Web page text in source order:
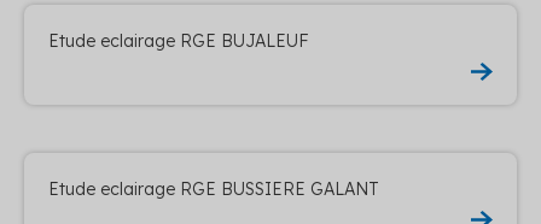
Etude eclairage RGE BUJALEUF
Etude eclairage RGE BUSSIERE GALANT